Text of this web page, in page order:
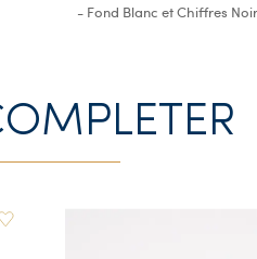
- Fond Blanc et Chiffres